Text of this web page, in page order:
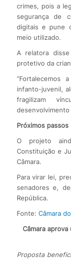
crimes, pois a
segurança de
digitais e pune
meio utilizado.
A relatora
protetivo da
“Fortalecemos
infanto-juvenil,
fragilizam
desenvolvimento
Próximos passos
O projeto
Constituição e
Câmara.
Para virar lei,
senadores e,
República.
Fonte: Câmara
Câmara
Proposta